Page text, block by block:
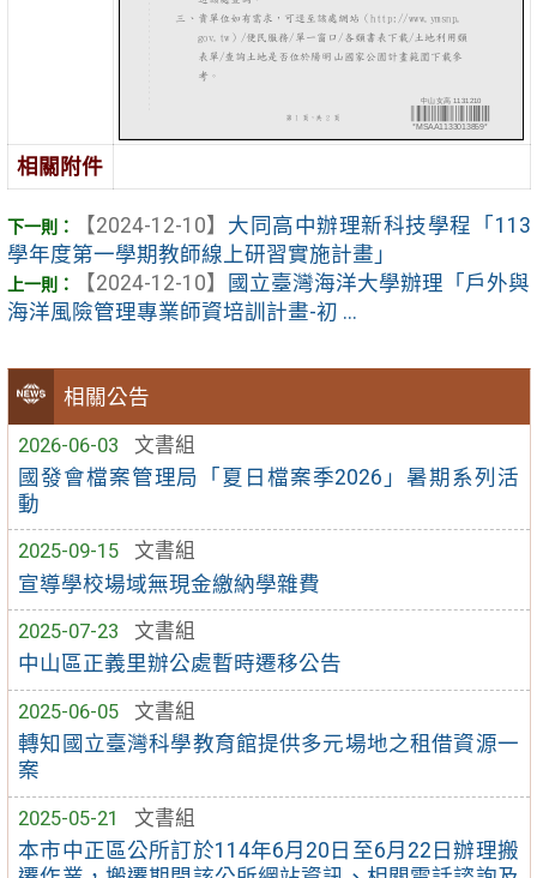
相關公告
2026-06-03
文書組
國發會檔案管理局「夏日檔案季2026」暑期系列活
動
2025-09-15
文書組
宣導學校場域無現金繳納學雜費
2025-07-23
文書組
中山區正義里辦公處暫時遷移公告
2025-06-05
文書組
轉知國立臺灣科學教育館提供多元場地之租借資源一
案
2025-05-21
文書組
本市中正區公所訂於114年6月20日至6月22日辦理搬
相關附件
【2024-12-10】 大同高中辦理新科技學程「113
學年度第一學期教師線上研習實施計畫」
【2024-12-10】
國立臺灣海洋大學辦理「戶外與
海洋風險管理專業師資培訓計畫-初 ...